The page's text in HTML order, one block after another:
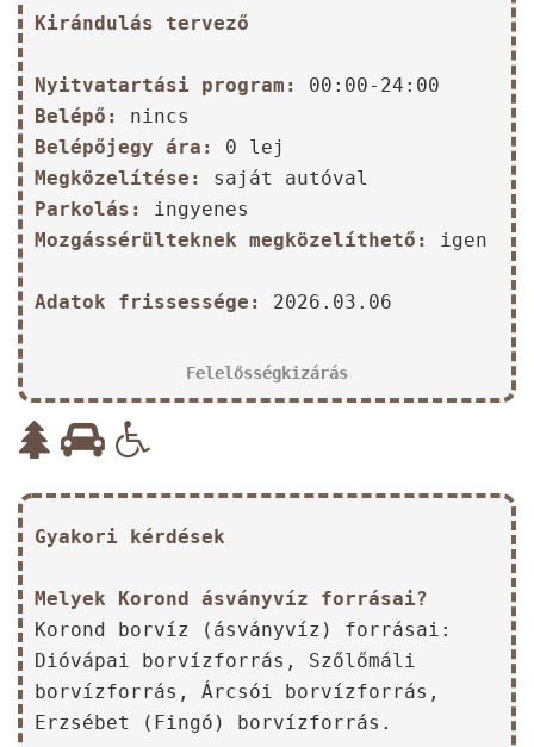
Kirándulás tervező
Nyitvatartási program:
00:00-24:00
Belépő:
nincs
Belépőjegy ára:
0 lej
Megközelítése:
saját autóval
Parkolás:
ingyenes
Mozgássérülteknek megközelíthető:
igen
Adatok frissessége: 2026.03.06
Felelősségkizárás
Gyakori kérdések
Melyek Korond ásványvíz forrásai?
Korond borvíz (ásványvíz) forrásai:
Dióvápai borvízforrás, Szőlőmáli
borvízforrás, Árcsói borvízforrás,
Erzsébet (Fingó) borvízforrás.